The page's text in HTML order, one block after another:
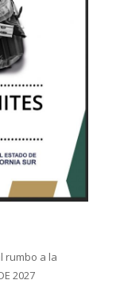
rumbo a la
2027